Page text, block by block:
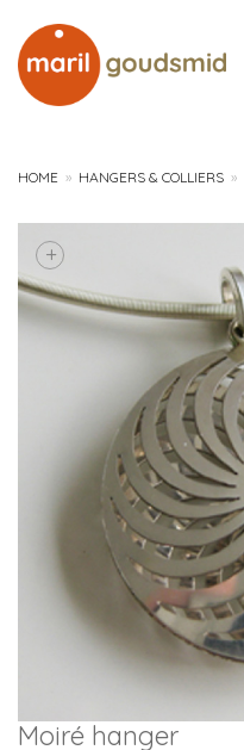
HOME » HANGERS & COLLIERS »
+
Moiré hanger